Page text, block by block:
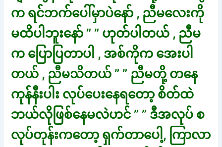
က ရင်ဘက်ပေါ်မှာပဲနော် , ညီမလေးကို
မထိပါဘူးနော် ” ” ဟုတ်ပါတယ် , ညီမ
က ပြောပြတာပါ , အစ်ကိုက အေးပါ
တယ် , ညီမသိတယ် ” ” ညီမတို့ တနေ
ကုန်နီးပါး လုပ်ပေးနေရတော့ စိတ်ထဲ
ဘယ်လိုဖြစ်နေမလဲဟင် ” ” ဒီအလုပ် စ
လုပ်တုန်းကတော့ ရှက်တာပေါ့, ကြာလာ